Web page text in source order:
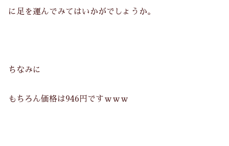
に足を運んでみてはいかがでしょうか。
ちなみに
もちろん価格は946円ですｗｗｗ